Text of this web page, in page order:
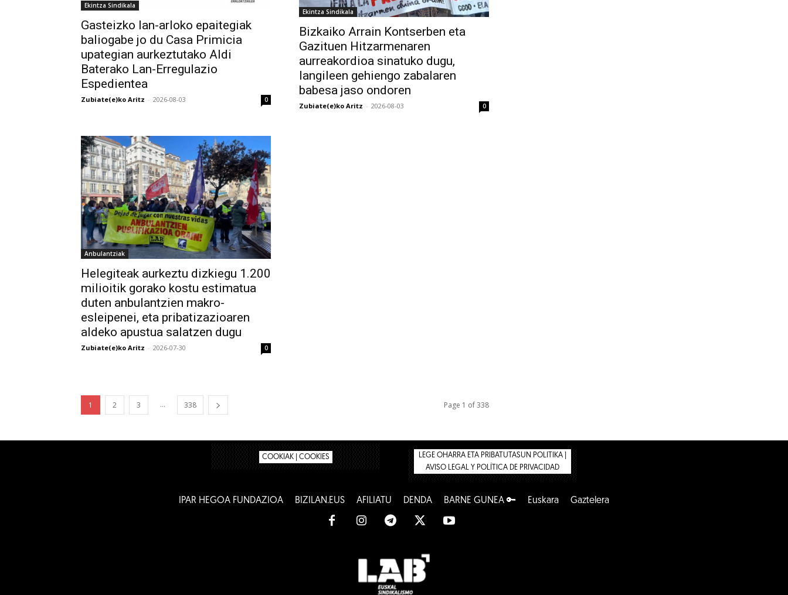
Ekintza Sindikala
Gasteizko lan-arloko epaitegiak
baliogabe jo du Casa Primicia
upategian aurkeztutako Aldi
Baterako Lan-Erregulazio
Espedientea
Zubiate(e)ko Aritz - 2026-08-03 0
Ekintza Sindikala
Bizkaiko Arrain Kontserben eta
Gazituen Hitzarmenaren
aurreakordioa sinatuko dugu,
langileen gehiengo zabalaren
babesa jaso ondoren
Zubiate(e)ko Aritz - 2026-08-03 0
Anbulantziak
Helegiteak aurkeztu dizkiegu 1.200
milioitik gorako kostu estimatua
duten anbulantzien makro-
esleipenei, eta pribatizazioaren
aldeko apustua salatzen dugu
Zubiate(e)ko Aritz - 2026-07-30 0
1 2 3 ... 338 Page 1 of 338
COOKIAK | COOKIES
LEGE OHARRA ETA PRIBATUTASUN POLITIKA |
AVISO LEGAL Y POLÍTICA DE PRIVACIDAD
IPAR HEGOA FUNDAZIOA BIZILAN.EUS AFILIATU DENDA BARNE GUNEA 🔑 Euskara Gaztelera